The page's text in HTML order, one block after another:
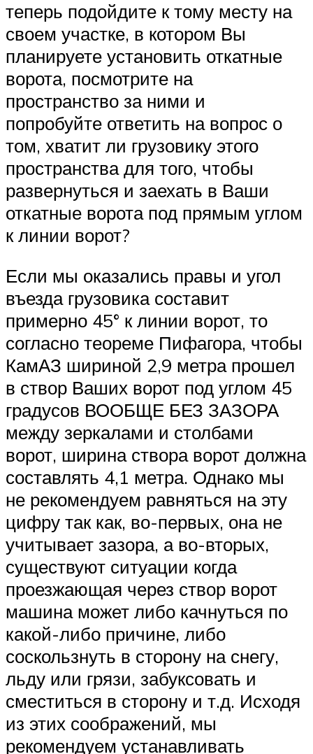
теперь подойдите к тому месту на
своем участке, в котором Вы
планируете установить откатные
ворота, посмотрите на
пространство за ними и
попробуйте ответить на вопрос о
том, хватит ли грузовику этого
пространства для того, чтобы
развернуться и заехать в Ваши
откатные ворота под прямым углом
к линии ворот?
Если мы оказались правы и угол
въезда грузовика составит
примерно 45° к линии ворот, то
согласно теореме Пифагора, чтобы
КамАЗ шириной 2,9 метра прошел
в створ Ваших ворот под углом 45
градусов ВООБЩЕ БЕЗ ЗАЗОРА
между зеркалами и столбами
ворот, ширина створа ворот должна
составлять 4,1 метра. Однако мы
не рекомендуем равняться на эту
цифру так как, во-первых, она не
учитывает зазора, а во-вторых,
существуют ситуации когда
проезжающая через створ ворот
машина может либо качнуться по
какой-либо причине, либо
соскользнуть в сторону на снегу,
льду или грязи, забуксовать и
сместиться в сторону и т.д. Исходя
из этих соображений, мы
рекомендуем устанавливать